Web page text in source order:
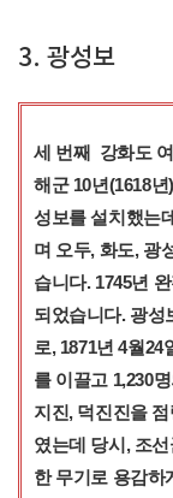
3. 광성보
세 번째 강화도
해군 10년(1618
성보를 설치했는
며 오두, 화도, 광
습니다. 1745년
되었습니다. 광성
로, 1871년 4월
를 이끌고 1,230
지진, 덕진진을
였는데 당시, 조
한 무기로 용감하